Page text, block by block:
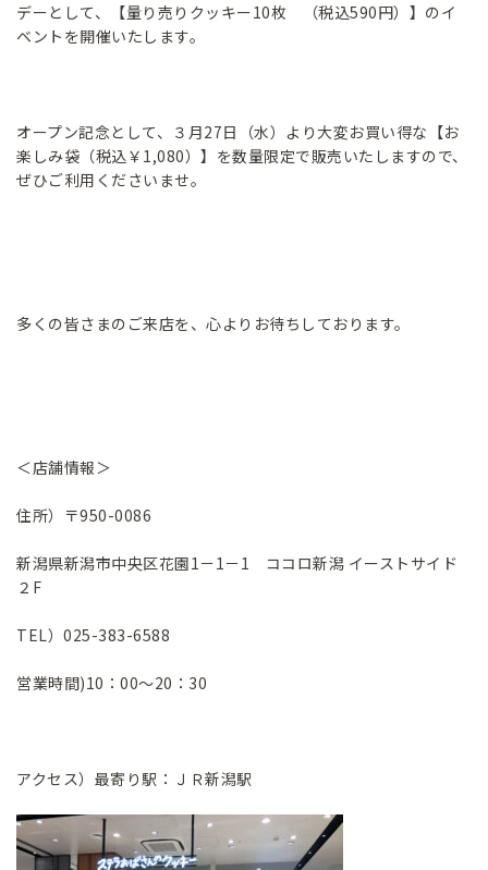
デーとして、【量り売りクッキー10枚 （税込590円）】のイ
ベントを開催いたします。
オープン記念として、３月27日（水）より大変お買い得な【お
楽しみ袋（税込￥1,080）】を数量限定で販売いたしますので、
ぜひご利用くださいませ。
多くの皆さまのご来店を、心よりお待ちしております。
＜店舗情報＞
住所）〒950-0086
新潟県新潟市中央区花園1－1－1 ココロ新潟 イーストサイド
２F
TEL）025-383-6588
営業時間)10：00～20：30
アクセス）最寄り駅：ＪＲ新潟駅